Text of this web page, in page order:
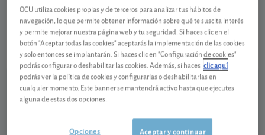
Dia
ES0126775008
07/08/2026 Madrid
40,35 EUR
-0,1 EUR (-0,25 %)
Ver detalladamente
Contenido reservado a SOCIOS
OCU utiliza cookies propias y de terceros para analizar tus hábitos de
navegación, lo que permite obtener información sobre qué te suscita interés
y permite mejorar nuestra página web y tu seguridad. Si haces clic en el
botón "Aceptar todas las cookies" aceptarás la implementación de las cookies
y solo entonces se implantarán. Si haces clic en "Configuración de cookies"
podrás configurar o deshabilitar las cookies. Además, si haces clic aquí
podrás ver la política de cookies y configurarlas o deshabilitarlas en
cualquier momento. Este banner se mantendrá activo hasta que ejecutes
alguna de estas dos opciones.
Aceptar y continuar
Opciones